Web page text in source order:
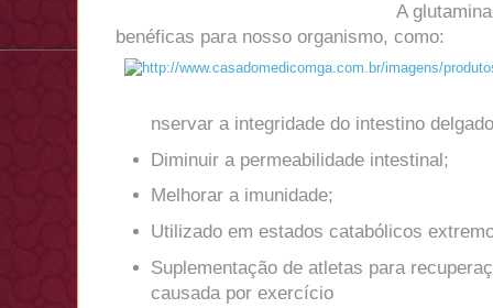
A
benéficas para nosso organismo, como:
nservar a integridade do intestino
Diminuir a permeabilidade intestinal;
Melhorar a imunidade;
Utilizado em estados catabólicos
Suplementação de atletas para
causada por exercício